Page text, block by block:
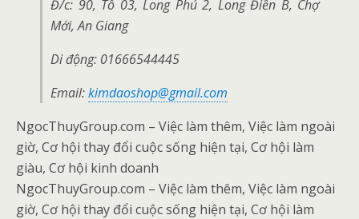
Đ/c: 90, Tô 03, Long Phú 2, Long Điền B, Chợ
Mới, An Giang
Di động: 01666544445
Email:kimdaoshop@gmail.com
NgocThuyGroup.com – Việc làm thêm, Việc làm ngoài
giờ, Cơ hội thay đổi cuộc sống hiện tại, Cơ hội làm
giàu, Cơ hội kinh doanh
NgocThuyGroup.com – Việc làm thêm, Việc làm ngoài
giờ, Cơ hội thay đổi cuộc sống hiện tại, Cơ hội làm